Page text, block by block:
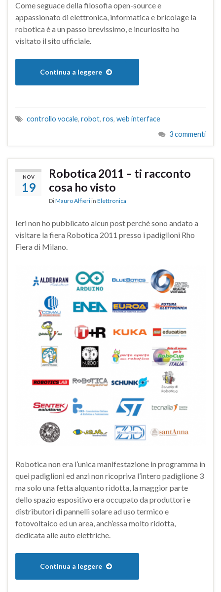
Come seguace della filosofia open-source e
appassionato di elettronica, informatica e bricolage la
robotica è a un passo brevissimo, e incuriosito ho
visitato il sito ufficiale.
Continua a leggere
controllo vocale, robot, ros, web interface
3 commenti
NOV
19
Robotica 2011 – ti racconto
cosa ho visto
DiMauro Alfieri in Elettronica
Ieri non ho pubblicato alcun post perchè sono andato a
visitare la fiera Robotica 2011 presso i padiglioni Rho
Fiera di Milano.
Robotica non era l’unica manifestazione in programma in
quei padiglioni ed anzi non ricopriva l’intero padiglione 3
ma solo una fetta alquanto ridotta, la maggior parte
dello spazio espositivo era occupato da produttori e
distributori di pannelli solare ad uso termico e
fotovoltaico ed un area, anch’essa molto ridotta,
dedicata alle auto elettriche.
Continua a leggere